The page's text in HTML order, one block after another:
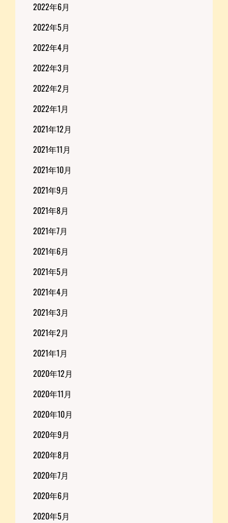
2022年6月
2022年5月
2022年4月
2022年3月
2022年2月
2022年1月
2021年12月
2021年11月
2021年10月
2021年9月
2021年8月
2021年7月
2021年6月
2021年5月
2021年4月
2021年3月
2021年2月
2021年1月
2020年12月
2020年11月
2020年10月
2020年9月
2020年8月
2020年7月
2020年6月
2020年5月